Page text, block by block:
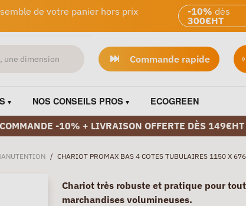
de votre panier hors prix
-10% dès
300€HT
Commande rapide
NOS CONSEILS PROS ECOGREEN
-10% + LIVRAISON OFFERTE DÈS
/ CHARIOT PROMAX BAS 4 COTES TUBULAIRES 1150 X
Chariot très robuste et pratique pour
marchandises volumineuses.